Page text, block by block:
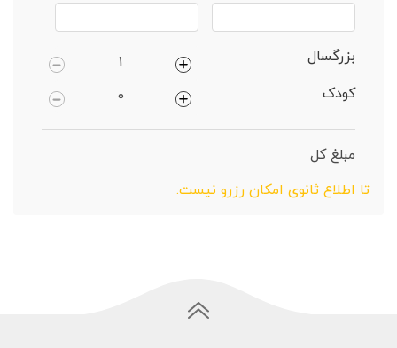
بزرگسال
کودک
مبلغ کل
تا اطلاع ثانوی امکان رزرو نیست.